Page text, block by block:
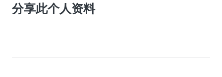
分享此个人资料